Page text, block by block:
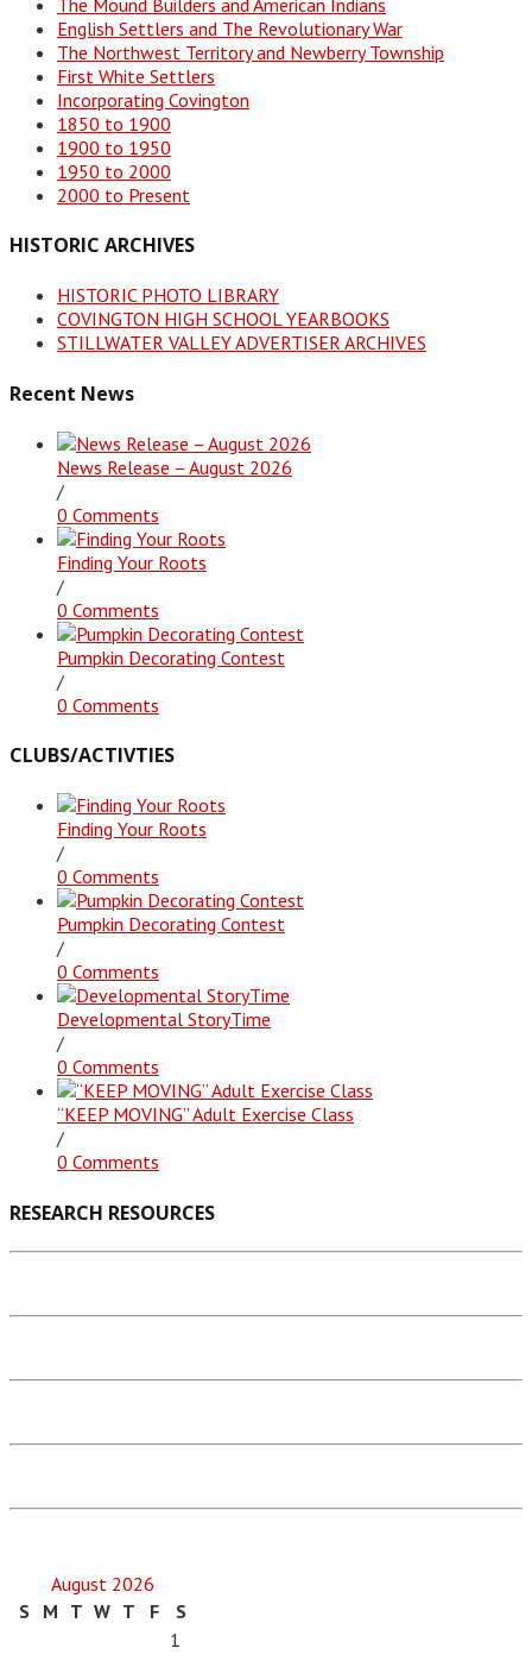
English Settlers and The Revolutionary War
The Northwest Territory and Newberry Township
First White Settlers
Incorporating Covington
1850 to 1900
1900 to 1950
1950 to 2000
2000 to Present
HISTORIC ARCHIVES
HISTORIC PHOTO LIBRARY
COVINGTON HIGH SCHOOL YEARBOOKS
STILLWATER VALLEY ADVERTISER ARCHIVES
Recent News
News Release – August 2026
/
0 Comments
Finding Your Roots
/
0 Comments
Pumpkin Decorating Contest
/
0 Comments
CLUBS/ACTIVTIES
Finding Your Roots
/
0 Comments
Pumpkin Decorating Contest
/
0 Comments
Developmental StoryTime
/
0 Comments
“KEEP MOVING” Adult Exercise Class
/
0 Comments
RESEARCH RESOURCES
August 2026
S
M T W T F
S
1